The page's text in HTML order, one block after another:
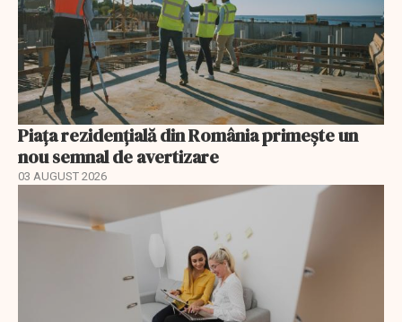
Piața rezidențială din România primește un
nou semnal de avertizare
03 AUGUST 2026